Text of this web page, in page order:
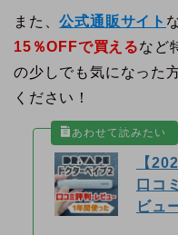
また、公式通販サイト
15％OFFで買えるなど
の少しでも気になった
ください！
【
口コ
ビュ